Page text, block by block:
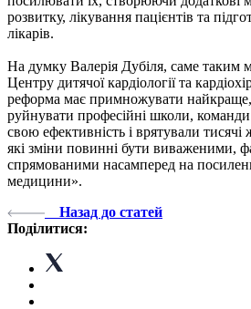
розвитку, лікування пацієнтів та
лікарів.
На думку Валерія Дубіля, саме таким
Центру дитячої кардіології та
реформа має примножувати
руйнувати професійні школи, команди
свою ефективність і врятували
які зміни повинні бути виваженими,
спрямованими насамперед на
медицини».
Назад до статей
Поділитися: